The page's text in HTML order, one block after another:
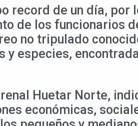
de un día, por
de los funcionarios
no tripulado
y especies,
Huetar Norte,
económicas,